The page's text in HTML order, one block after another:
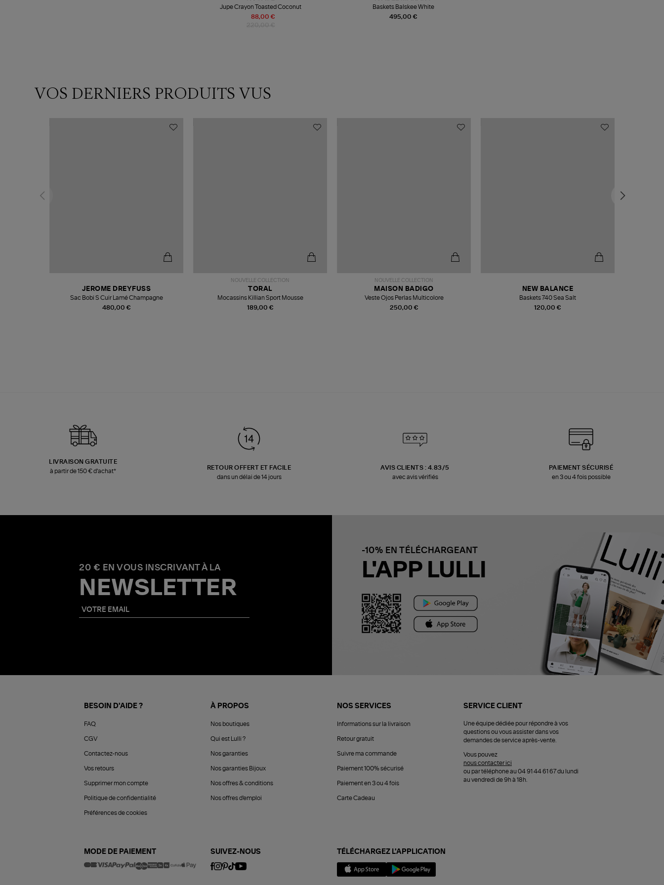
88,00 €
Jupe Crayon Toasted Coconut
495,00 €
Baskets Balskee White
VOS DERNIERS PRODUITS VUS
480,00 €
JEROME DREYFUSS
Sac Bobi S Cuir Lamé Champagne
NOUVELLE COLLECTION
189,00 €
TORAL
Mocassins Killian Sport Mousse
NOUVELLE COLLECTION
250,00 €
MAISON BADIGO
Veste Ojos Perlas Multicolore
120,00 €
NEW BALANCE
Baskets 740 Sea Salt
LIVRAISON GRATUITE
à partir de 150 € d'achat*
RETOUR OFFERT ET FACILE
dans un délai de 14 jours
AVIS CLIENTS : 4.83/5
avec avis vérifiés
PAIEMENT SÉCURISÉ
en 3 ou 4 fois possible
20 € EN VOUS INSCRIVANT À LA
NEWSLETTER
-10% EN TÉLÉCHARGEANT
L'APP LULLI
BESOIN D'AIDE ?
FAQ
CGV
Contactez-nous
Vos retours
Supprimer mon compte
Politique de confidentialité
Préférences de cookies
À PROPOS
Nos boutiques
Qui est Lulli ?
Nos garanties
Nos garanties Bijoux
Nos offres & conditions
Nos offres d'emploi
NOS SERVICES
Informations sur la livraison
Retour gratuit
Suivre ma commande
Paiement 100% sécurisé
Paiement en 3 ou 4 fois
Carte Cadeau
SERVICE CLIENT
Une équipe dédiée pour répondre à vos
questions ou vous assister dans vos
demandes de service après-vente.
Vous pouvez
nous contacter ici
ou par téléphone au 04 91 44 61 67 du lundi
au vendredi de 9h à 18h.
MODE DE PAIEMENT SUIVEZ-NOUS TÉLÉCHARGEZ L'APPLICATION